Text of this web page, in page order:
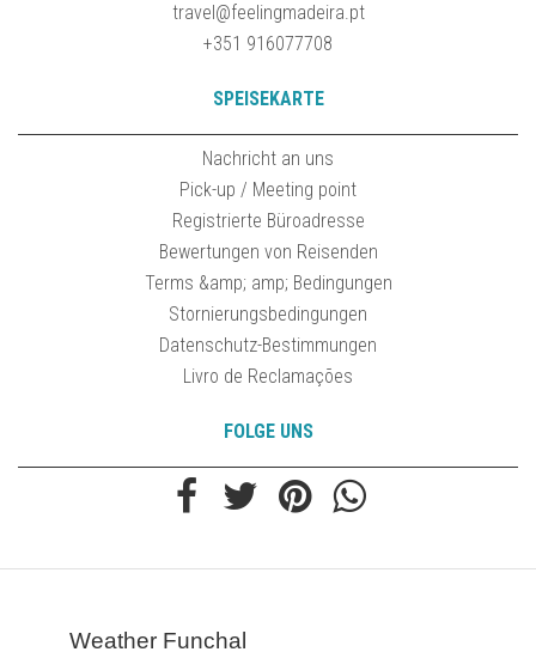
travel@feelingmadeira.pt
+351 916077708
SPEISEKARTE
Nachricht an uns
Pick-up / Meeting point
Registrierte Büroadresse
Bewertungen von Reisenden
Terms &amp; amp; Bedingungen
Stornierungsbedingungen
Datenschutz-Bestimmungen
Livro de Reclamações
FOLGE UNS